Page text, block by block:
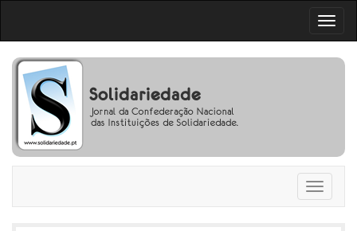
Toggle